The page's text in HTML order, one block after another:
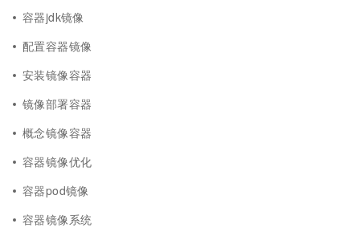
容器jdk镜像
配置容器镜像
安装镜像容器
镜像部署容器
概念镜像容器
容器镜像优化
容器pod镜像
容器镜像系统